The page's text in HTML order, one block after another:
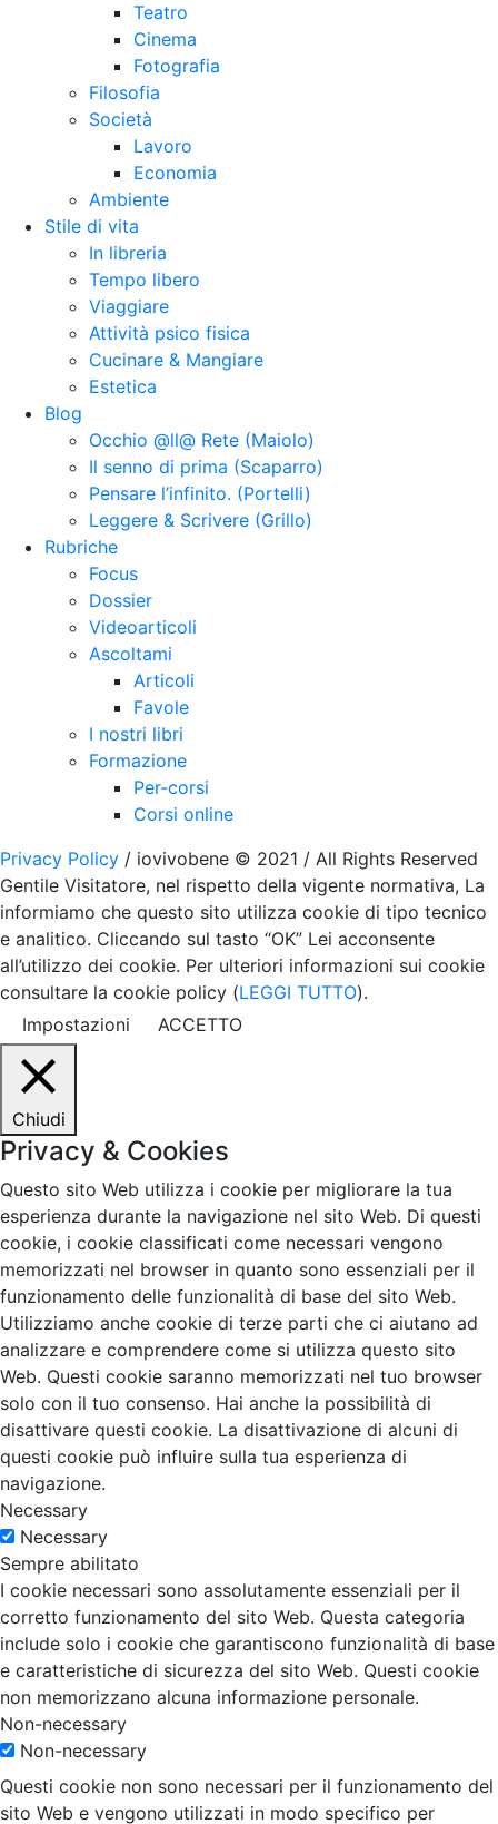
Teatro
Cinema
Fotografia
Filosofia
Società
Lavoro
Economia
Ambiente
Stile di vita
In libreria
Tempo libero
Viaggiare
Attività psico fisica
Cucinare & Mangiare
Estetica
Blog
Occhio @ll@ Rete (Maiolo)
Il senno di prima (Scaparro)
Pensare l’infinito. (Portelli)
Leggere & Scrivere (Grillo)
Rubriche
Focus
Dossier
Videoarticoli
Ascoltami
Articoli
Favole
I nostri libri
Formazione
Per-corsi
Corsi online
Privacy Policy / iovivobene © 2021 / All Rights Reserved
Gentile Visitatore, nel rispetto della vigente normativa, La
informiamo che questo sito utilizza cookie di tipo tecnico
e analitico. Cliccando sul tasto “OK” Lei acconsente
all’utilizzo dei cookie. Per ulteriori informazioni sui cookie
consultare la cookie policy (LEGGI TUTTO).
Impostazioni
ACCETTO
Chiudi
Privacy & Cookies
Questo sito Web utilizza i cookie per migliorare la tua
esperienza durante la navigazione nel sito Web. Di questi
cookie, i cookie classificati come necessari vengono
memorizzati nel browser in quanto sono essenziali per il
funzionamento delle funzionalità di base del sito Web.
Utilizziamo anche cookie di terze parti che ci aiutano ad
analizzare e comprendere come si utilizza questo sito
Web. Questi cookie saranno memorizzati nel tuo browser
solo con il tuo consenso. Hai anche la possibilità di
disattivare questi cookie. La disattivazione di alcuni di
questi cookie può influire sulla tua esperienza di
navigazione.
Necessary
Necessary
Sempre abilitato
I cookie necessari sono assolutamente essenziali per il
corretto funzionamento del sito Web. Questa categoria
include solo i cookie che garantiscono funzionalità di base
e caratteristiche di sicurezza del sito Web. Questi cookie
non memorizzano alcuna informazione personale.
Non-necessary
Non-necessary
Questi cookie non sono necessari per il funzionamento del
sito Web e vengono utilizzati in modo specifico per